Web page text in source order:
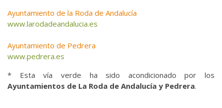
Ayuntamiento de la Roda de Andalucía
www.larodadeandalucia.es
Ayuntamiento de Pedrera
www.pedrera.es
* Esta vía verde ha sido acondicionado por los
Ayuntamientos de La Roda de Andalucía y Pedrera.